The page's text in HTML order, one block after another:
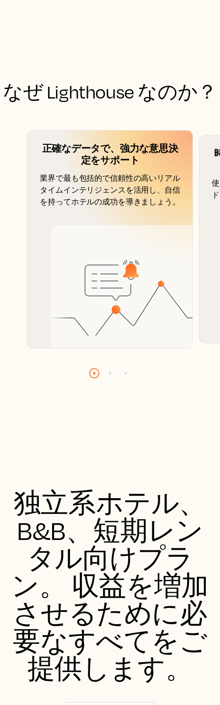
なぜ Lighthouse なのか？
正確なデータで、強力な意思決
定をサポート
業界で最も包括的で信頼性の高いリアル
タイムインテリジェンスを活用し、自信
を持ってホテルの成功を導きましょう。
独立系ホテル、
B&B、短期レン
タル向けプラ
ン。 収益を増加
させるために必
要なすべてをご
提供します。